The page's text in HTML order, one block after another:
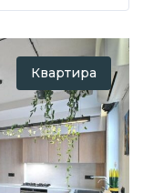
Квартира